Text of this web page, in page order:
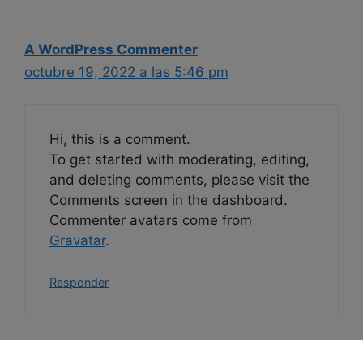
A WordPress Commenter
octubre 19, 2022 a las 5:46 pm
Hi, this is a comment.
To get started with moderating, editing,
and deleting comments, please visit the
Comments screen in the dashboard.
Commenter avatars come from
Gravatar.
Responder